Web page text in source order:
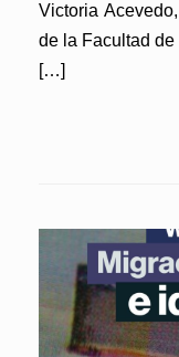
Victoria
de la Facultad
[…]